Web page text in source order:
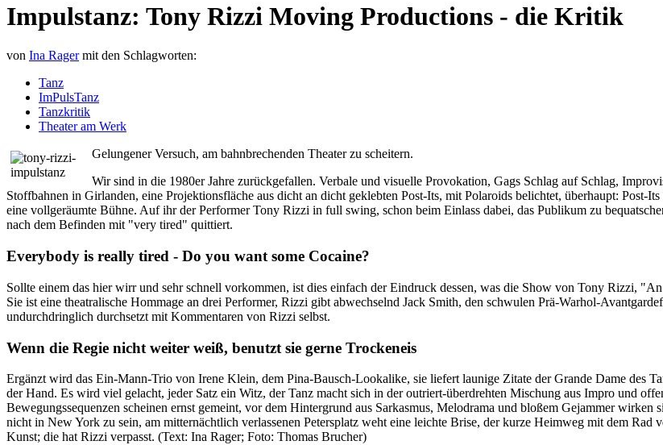
Impulstanz: Tony Rizzi Moving Productions - die Kritik
von Ina Rager mit den Schlagworten:
Tanz
ImPulsTanz
Tanzkritik
Theater am Werk
Gelungener Versuch, am bahnbrechenden Theater zu scheitern.
Wir sind in die 1980er Jahre zurückgefallen. Verbale und visuelle Provokation, Gags Schlag auf Schlag,
Stoffbahnen in Girlanden, eine Projektionsfläche aus dicht an dicht geklebten Post-Its, mit Polaroids belichtet, überhaupt: Post-
eine vollgeräumte Bühne. Auf ihr der Performer Tony Rizzi in full swing, schon beim Einlass dabei, das Publikum zu
nach dem Befinden mit "very tired" quittiert.
Everybody is really tired - Do you want some Cocaine?
Sollte einem das hier wirr und sehr schnell vorkommen, ist dies einfach der Eindruck dessen, was die Show von Tony Rizzi,
Sie ist eine theatralische Hommage an drei Performer, Rizzi gibt abwechselnd Jack Smith, den schwulen Prä-Warhol-
undurchdringlich durchsetzt mit Kommentaren von Rizzi selbst.
Wenn die Regie nicht weiter weiß, benutzt sie gerne Trockeneis
Ergänzt wird das Ein-Mann-Trio von Irene Klein, dem Pina-Bausch-Lookalike, sie liefert launige Zitate der Grande Dame des
der Hand. Es wird viel gelacht, jeder Satz ein Witz, der Tanz macht sich in der outriert-überdrehten Mischung aus Impro und
Bewegungssequenzen scheinen ernst gemeint, vor dem Hintergrund aus Sarkasmus, Melodrama und bloßem Gejammer wirken
nicht in New York zu sein, am mitternächtlich verlassenen Petersplatz weht eine leichte Brise, der kurze Heimweg mit dem
Kunst; die hat Rizzi verpasst. (Text: Ina Rager; Foto: Thomas Brucher)